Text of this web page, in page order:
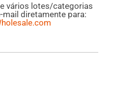
vários lotes/categorias
mail diretamente para: